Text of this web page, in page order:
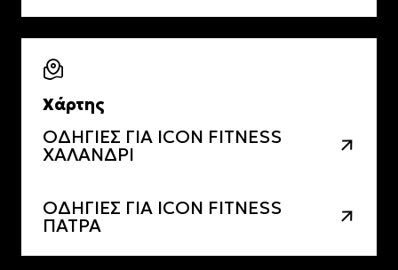
Χάρτης
ΟΔΗΓΙΕΣ ΓΙΑ ICON FITNESS
ΧΑΛΑΝΔΡΙ
ΟΔΗΓΙΕΣ ΓΙΑ ICON FITNESS
ΠΑΤΡΑ